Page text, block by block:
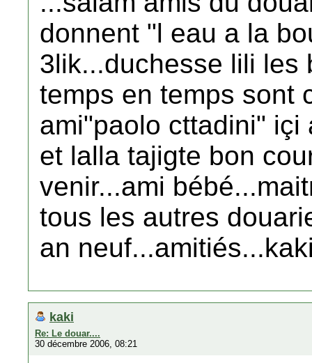
donnent "l eau a la
3lik...duchesse lili les
temps en temps sont
ami"paolo cttadini"
et lalla tajigte bon
venir...ami
tous les autres
an
kaki
Re: Le douar....
30 décembre 2006, 08:21